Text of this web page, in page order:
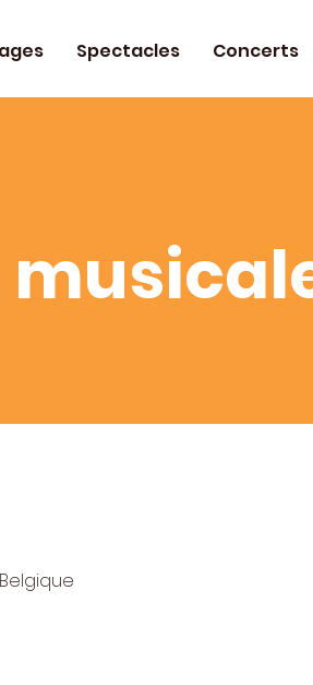
Spectacles Concerts